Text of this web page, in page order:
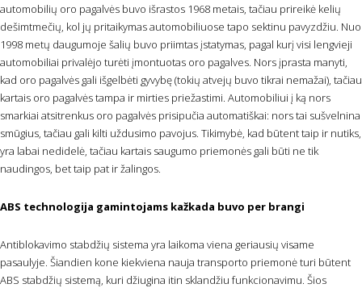
automobilių oro pagalvės buvo išrastos 1968 metais, tačiau prireikė kelių
dešimtmečių, kol jų pritaikymas automobiliuose tapo sektinu pavyzdžiu. Nuo
1998 metų daugumoje šalių buvo priimtas įstatymas, pagal kurį visi lengvieji
automobiliai privalėjo turėti įmontuotas oro pagalves. Nors įprasta manyti,
kad oro pagalvės gali išgelbėti gyvybę (tokių atvejų buvo tikrai nemažai), tačiau
kartais oro pagalvės tampa ir mirties priežastimi. Automobiliui į ką nors
smarkiai atsitrenkus oro pagalvės prisipučia automatiškai: nors tai sušvelnina
smūgius, tačiau gali kilti uždusimo pavojus. Tikimybė, kad būtent taip ir nutiks,
yra labai nedidelė, tačiau kartais saugumo priemonės gali būti ne tik
naudingos, bet taip pat ir žalingos.
ABS technologija gamintojams kažkada buvo per brangi
Antiblokavimo stabdžių sistema yra laikoma viena geriausių visame
pasaulyje. Šiandien kone kiekviena nauja transporto priemonė turi būtent
ABS stabdžių sistemą, kuri džiugina itin sklandžiu funkcionavimu. Šios